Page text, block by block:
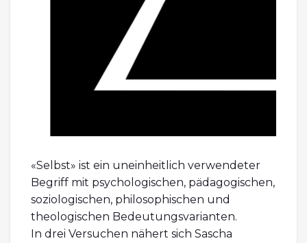
«Selbst» ist ein uneinheitlich verwendeter
Begriff mit psychologischen, pädagogischen,
soziologischen, philosophischen und
theologischen Bedeutungsvarianten.
In drei Versuchen nähert sich Sascha